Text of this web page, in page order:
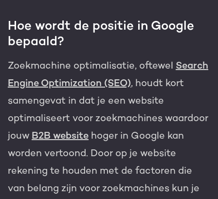
Hoe wordt de positie in Google
bepaald?
Zoekmachine optimalisatie, oftewel Search
Engine Optimization (SEO), houdt kort
samengevat in dat je een website
optimaliseert voor zoekmachines waardoor
jouw B2B website hoger in Google kan
worden vertoond. Door op je website
rekening te houden met de factoren die
van belang zijn voor zoekmachines kun je